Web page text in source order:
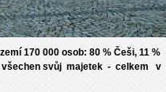
170 000 osob: 80 % Češi, 11 %
svůj majetek - celkem v